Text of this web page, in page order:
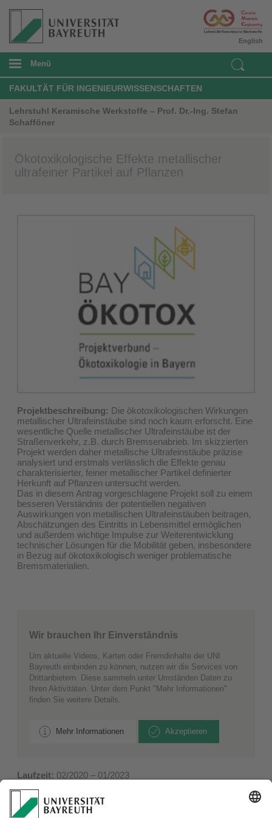
English
Menü
FAKULTÄT FÜR INGENIEURWISSENSCHAFTEN
Lehrstuhl Keramische Werkstoffe – Prof. Dr.-Ing. Stefan
Schafföner
Ökotoxikologische Effekte metallischer
ultrafeiner Partikel auf Pflanzen
Projektbeschreibung: Die ökotoxikologischen Wirkungen
metallischer Ultrafeinstäube sind noch kaum erforscht. Eine
wesentliche Quelle metallischer Ultrafeinstäube ist der
Straßenverkehr, z.B. durch Bremsenabrieb. Im skizzierten
Projekt werden daher metallische Ultrafeinstäube präzise
analysiert und erstmals verlässlich die Effekte genau
charakterisierter, feiner metallischer Partikel definierter
Herkunft auf Pflanzen untersucht werden.
Das in diesem Antrag vorgeschlagene Projekt soll zu einem
besseren Verständnis der potentiellen negativen
Auswirkungen von metallischen Ultrafeinstäuben beitragen,
Abschätzungen des Eintritts in Lebensmittel ermöglichen
und außerdem wichtige Impulse zur Weiterentwicklung
technischer Lösungen für die Mobilität geben, insbesondere
in Bezug auf ökotoxikologisch weniger problematische
Bremsmaterialien.
Wir brauchen Ihr Einverständnis
Um aktuelle Videos, Karten oder Fremdinhalte der UNI
Bayreuth einbinden zu können, nutzen wir die Services von
Drittanbietern. Diese sammeln unter Umständen Daten zu
Ihren Aktivitäten. Unter dem Punkt "Mehr Informationen"
finden Sie weitere Details.
Mehr Informationen Akzeptieren
Laufzeit: 02/2020 – 01/2023
Fördergeber:Bayerisches Landesamt für Umwelt